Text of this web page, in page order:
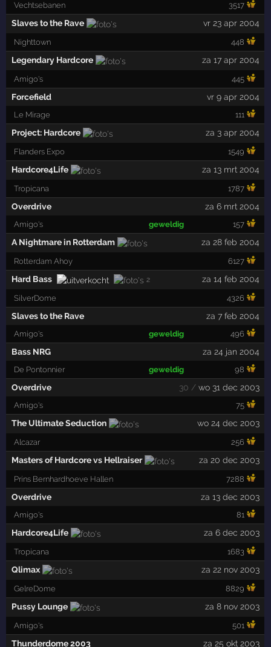
Vechtsebanen 3517
Slaves to the Rave vr 23 apr 2004
Nighttown 448
Legendary Hardcore za 17 apr 2004
Amigo's 445
Forcefield vr 9 apr 2004
Le Mirage 111
Project: Hardcore za 3 apr 2004
Flanders Expo 1549
Hardcore4Life za 13 mrt 2004
Tropicana 1787
Overdrive za 6 mrt 2004
Amigo's geweldig 157
A Nightmare in Rotterdam za 28 feb 2004
Rotterdam Ahoy 6127
Hard Bass 2 za 14 feb 2004
SilverDome 4326
Slaves to the Rave za 7 feb 2004
Amigo's geweldig 496
Bass NRG za 24 jan 2004
De Pontonnier geweldig 98
Overdrive 30 /wo 31 dec 2003
Amigo's 75
The Ultimate Seduction wo 24 dec 2003
Alcazar 256
Masters of Hardcore vs Hellraiser za 20 dec 2003
Prins Bernhardhoeve Hallen 7288
Overdrive za 13 dec 2003
Amigo's 81
Hardcore4Life za 6 dec 2003
Tropicana 1683
Qlimax za 22 nov 2003
GelreDome 8829
Pussy Lounge za 8 nov 2003
Amigo's 501
Thunderdome 2003 za 25 okt 2003